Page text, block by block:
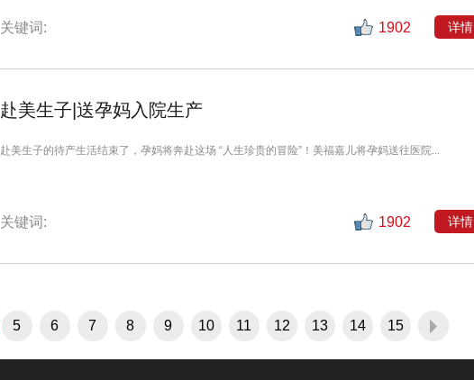
关键词: 1902 详情
赴美生子|送孕妈入院生产
赴美生子的待产生活结束了，孕妈将奔赴这场 “人生珍贵的冒险”！美福嘉儿将孕妈送往医院...
关键词: 1902 详情
5 6 7 8 9 10 11 12 13 14 15